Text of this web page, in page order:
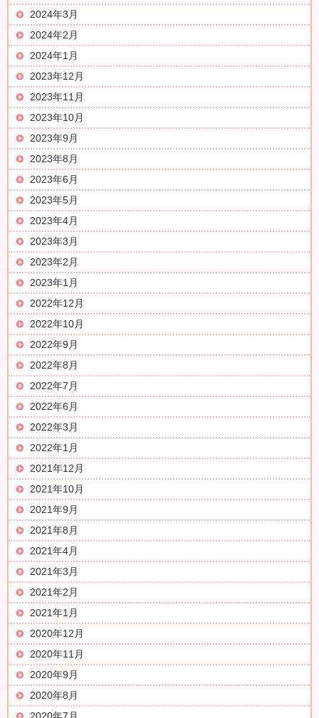
2024年3月
2024年2月
2024年1月
2023年12月
2023年11月
2023年10月
2023年9月
2023年8月
2023年6月
2023年5月
2023年4月
2023年3月
2023年2月
2023年1月
2022年12月
2022年10月
2022年9月
2022年8月
2022年7月
2022年6月
2022年3月
2022年1月
2021年12月
2021年10月
2021年9月
2021年8月
2021年4月
2021年3月
2021年2月
2021年1月
2020年12月
2020年11月
2020年9月
2020年8月